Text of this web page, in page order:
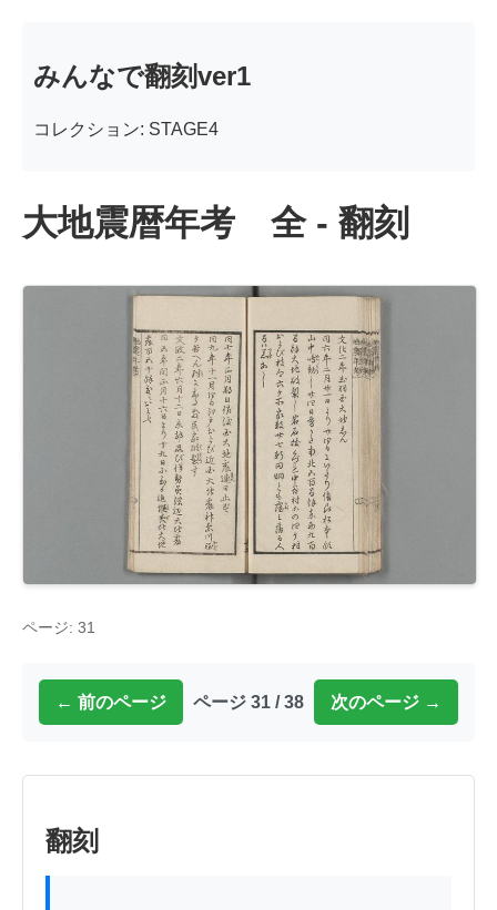
みんなで翻刻ver1
コレクション: STAGE4
大地震暦年考 全 - 翻刻
ページ: 31
← 前のページ ページ 31 / 38 次のページ →
翻刻